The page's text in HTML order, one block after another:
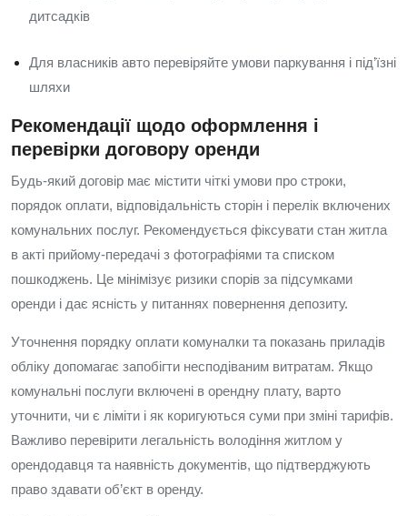
дитсадків
Для власників авто перевіряйте умови паркування і під’їзні
шляхи
Рекомендації щодо оформлення і
перевірки договору оренди
Будь-який договір має містити чіткі умови про строки,
порядок оплати, відповідальність сторін і перелік включених
комунальних послуг. Рекомендується фіксувати стан житла
в акті прийому-передачі з фотографіями та списком
пошкоджень. Це мінімізує ризики спорів за підсумками
оренди і дає ясність у питаннях повернення депозиту.
Уточнення порядку оплати комуналки та показань приладів
обліку допомагає запобігти несподіваним витратам. Якщо
комунальні послуги включені в орендну плату, варто
уточнити, чи є ліміти і як коригуються суми при зміні тарифів.
Важливо перевірити легальність володіння житлом у
орендодавця та наявність документів, що підтверджують
право здавати об’єкт в оренду.